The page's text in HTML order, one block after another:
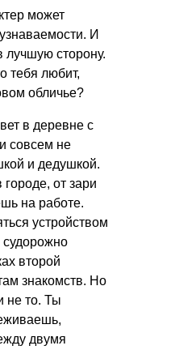
может
И
лучшую сторону.
тебя любит,
обличье?
в деревне с
совсем не
и дедушкой.
от зари
на работе.
устройством
второй
знакомств. Но
не то. Ты
двумя